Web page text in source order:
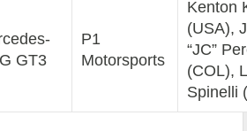
GT3
P1
Motorsports
Kenton
(USA),
“JC”
(COL),
Spinelli